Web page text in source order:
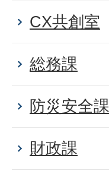
CX共創室
総務課
防災安全課
財政課